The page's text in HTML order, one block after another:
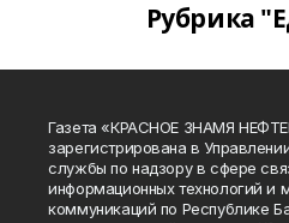
Рубрика
Газета «КРАСНОЕ ЗНАМЯ
зарегистрирована в
службы по надзору в сфере
информационных технологий и
коммуникаций по Республике